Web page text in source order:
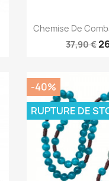
Aperçu
Chemise De
37,90 €
-40%
RUPTURE DE